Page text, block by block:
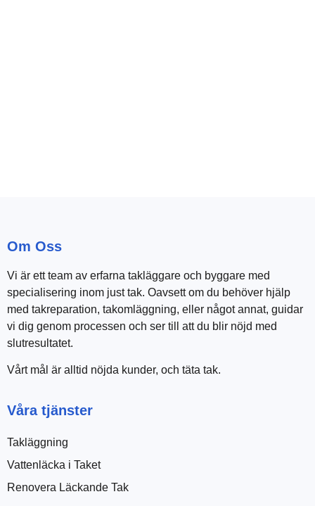
Om Oss
Vi är ett team av erfarna takläggare och byggare med
specialisering inom just tak. Oavsett om du behöver hjälp
med takreparation, takomläggning, eller något annat, guidar
vi dig genom processen och ser till att du blir nöjd med
slutresultatet.
Vårt mål är alltid nöjda kunder, och täta tak.
Våra tjänster
Takläggning
Vattenläcka i Taket
Renovera Läckande Tak